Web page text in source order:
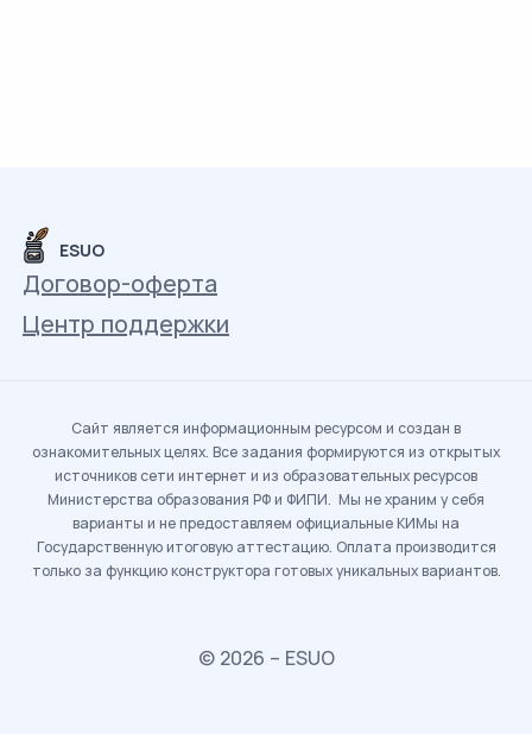
ESUO
Договор-оферта
Центр поддержки
Сайт является информационным ресурсом и создан в
ознакомительных целях. Все задания формируются из открытых
источников сети интернет и из образовательных ресурсов
Министерства образования РФ и ФИПИ. Мы не храним у себя
варианты и не предоставляем официальные КИМы на
Государственную итоговую аттестацию. Оплата производится
только за функцию конструктора готовых уникальных вариантов.
© 2026 – ESUO